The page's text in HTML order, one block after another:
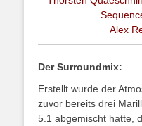
Alex
Der Surroundmix:
Erstellt wurde der
zuvor bereits drei
5.1 abgemischt hatte,